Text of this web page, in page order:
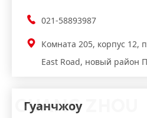
021-58893987
Комната 205, корпус 12,
East Road, новый район
Гуанчжоу
GUANG ZHOU